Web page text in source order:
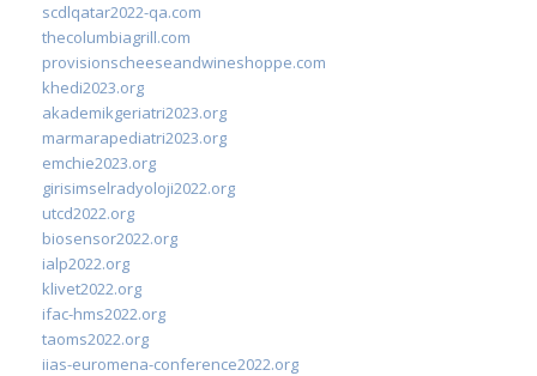
scdlqatar2022-qa.com
thecolumbiagrill.com
provisionscheeseandwineshoppe.com
khedi2023.org
akademikgeriatri2023.org
marmarapediatri2023.org
emchie2023.org
girisimselradyoloji2022.org
utcd2022.org
biosensor2022.org
ialp2022.org
klivet2022.org
ifac-hms2022.org
taoms2022.org
iias-euromena-conference2022.org